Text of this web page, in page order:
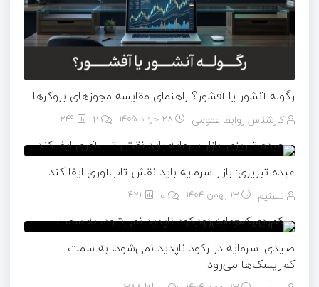
رگوله آنشور یا آفشور؟ راهنمای مقایسه مجوزهای بروکرها
کارشناس روابط عمومی 28 خرداد 1405 249
عبده تبریزی: بازار سرمایه باید نقش تاب‌آوری ایفا کند
تسنیم 13 بهمن 1404 421
صیدی: سرمایه در رکود ناپدید نمی‌شود، به سمت
کم‌ریسک‌ها می‌رود